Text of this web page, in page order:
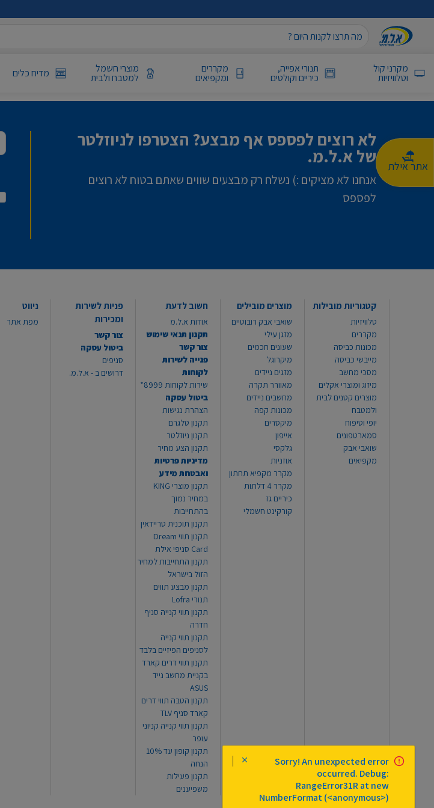
אתר אילת
מקרני קול
וטלוויזיות
תנורי אפייה,
כיריים וקולטים
מקררים
ומקפיאים
מוצרי חשמל
למטבח ולבית מדיח כלים
לא רוצים לפספס אף מבצע? הצטרפו לניוזלטר
של א.ל.מ.
אנחנו לא מציקים :) נשלח רק מבצעים שווים שאתם בטוח לא רוצים
לפספס
קטגוריות מובילות
טלוויזיות
מקררים
מכונות כביסה
מייבשי כביסה
מסכי מחשב
מיזוג ומוצרי אקלים
מוצרים קטנים לבית
ולמטבח
יופי וטיפוח
סמארטפונים
שואבי אבק
מקפיאים
מוצרים מובילים
שואבי אבק רובוטיים
מזגן עילי
שעונים חכמים
מיקרוגל
מזגים ניידים
מאוורר תקרה
מחשבים ניידים
מכונות קפה
מיקסרים
אייפון
גלקסי
אוזניות
מקרר מקפיא תחתון
מקרר 4 דלתות
כיריים גז
קורקינט חשמלי
חשוב לדעת
אודות א.ל.מ
תקנון תנאי שימוש
צור קשר
פנייה לשירות
לקוחות
שירות לקוחות 8999*
ביטול עסקה
הצהרת נגישות
תקנון טלגרם
תקנון ניוזלטר
תקנון הצע מחיר
מדיניות פרטיות
ואבטחת מידע
תקנון מוצרי KING
במחיר נמוך
בהתחייבות
תקנון תוכנית טריידאין
תקנון תווי Dream
Card סניפי אילת
תקנון התחייבות למחיר
הזול בישראל
תקנון מבצע תווים
תנורי Lofra
תקנון תווי קנייה סניף
חדרה
תקנון תווי קנייה
לסניפים הפיזיים בלבד
תקנון תווי דרים קארד
בקניית מחשב נייד
ASUS
תקנון הטבה תווי דרים
קארד סניף TLV
תקנון תווי קנייה קניוני
עופר
תקנון קופון עד 10%
הנחה
תקנון פעילות
משפיענים
פניות לשירות
ומכירות
צור קשר
ביטול עסקה
סניפים
דרושים ב - א.ל.מ.
ניווט
מפת אתר
Sorry! An unexpected error
occurred. Debug:
RangeError31R at new
NumberFormat (<anonymous>)